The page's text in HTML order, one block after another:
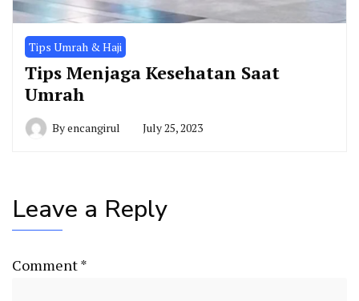
Tips Umrah & Haji
Tips Menjaga Kesehatan Saat
Umrah
Byencangirul July 25, 2023
Leave a Reply
Comment*